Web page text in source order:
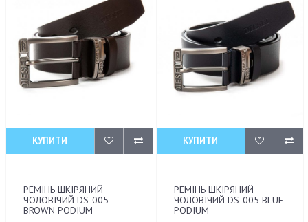
КУПИТИ
РЕМІНЬ ШКІРЯНИЙ
ЧОЛОВІЧИЙ DS-005
BROWN PODIUM
КУПИТИ
РЕМІНЬ ШКІРЯНИЙ
ЧОЛОВІЧИЙ DS-005 BLUE
PODIUM